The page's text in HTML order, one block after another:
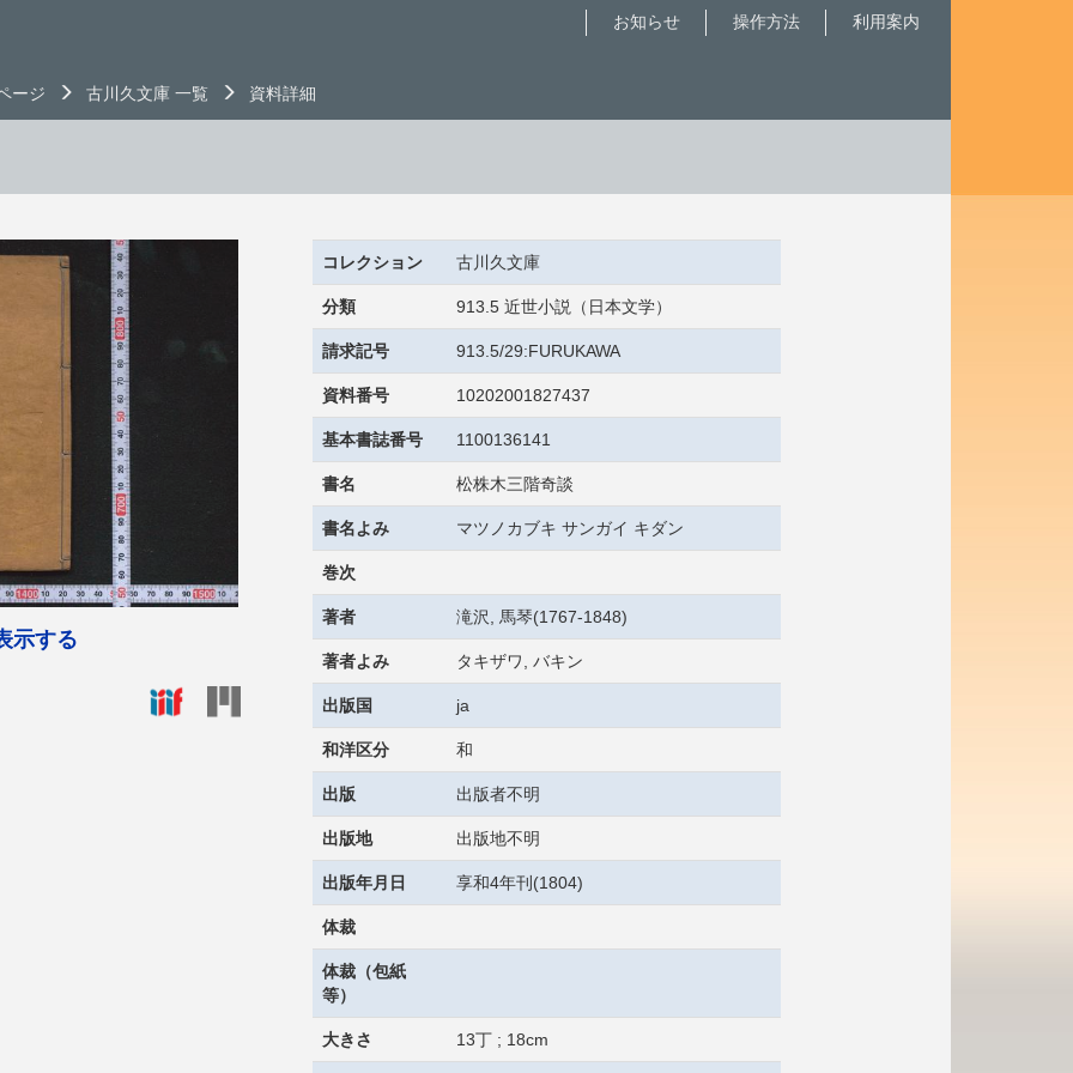
利用案内
操作方法
お知らせ
ージ 古川久文庫 一覧 資料詳細
示する
コレクション 古川久文庫
分類 913.5 近世小説（日本文学）
請求記号 913.5/29:FURUKAWA
資料番号 10202001827437
基本書誌番号 1100136141
書名 松株木三階奇談
書名よみ マツノカブキ サンガイ キダン
巻次
著者 滝沢, 馬琴(1767-1848)
著者よみ タキザワ, バキン
出版国 ja
和洋区分 和
出版 出版者不明
出版地 出版地不明
出版年月日 享和4年刊(1804)
体裁
体裁（包紙
等）
大きさ 13丁 ; 18cm